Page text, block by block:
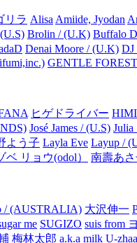
リラ Alisa Amiide, Jyodan
Brolin / (U.K) Buffalo
Denai Moore / (U.K) DJ
GENTLE
ヒゲドライバー HIMI
José James / (U.S) Julia
よう子 Layla Eve Layup /
ベ リョウ(odol） 南壽あさ
/ (AUSTRALIA) 大沢伸一
me SUGIZO suis from
梅林太郎 a.k.a milk U-